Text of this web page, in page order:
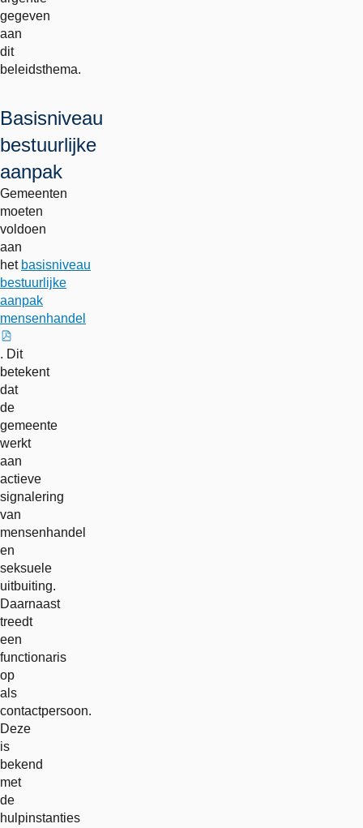
gegeven
aan
dit
beleidsthema.
Basisniveau
bestuurlijke
aanpak
Gemeenten
moeten
voldoen
aan
het basisniveau
bestuurlijke
aanpak
mensenhandel
externe
link
. Dit
betekent
dat
de
gemeente
werkt
aan
actieve
signalering
van
mensenhandel
en
seksuele
uitbuiting.
Daarnaast
treedt
een
functionaris
op
als
contactpersoon.
Deze
is
bekend
met
de
hulpinstanties